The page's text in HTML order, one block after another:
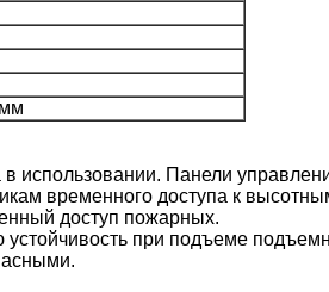
использовании. Панели
временного доступа к
доступ пожарных.
при подъеме